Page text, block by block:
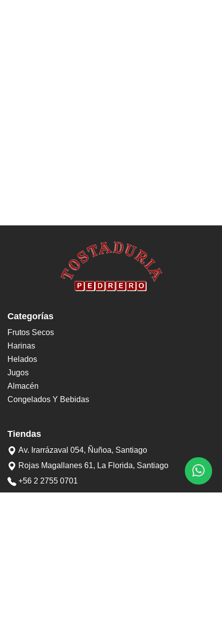
Categorías
Frutos Secos
Harinas
Helados
Jugos
Almacén
Congelados Y Bebidas
Tiendas
Av. Irarrázaval 054, Ñuñoa, Santiago
Rojas Magallanes 61, La Florida, Santiago
+56 2 2755 0701